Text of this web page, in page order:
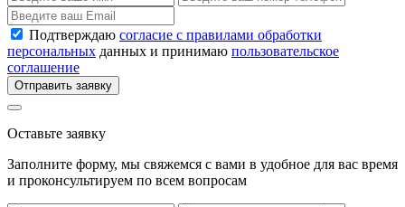
Подтверждаю согласие с правилами обработки
персональных данных и принимаю пользовательское
соглашение
Отправить заявку
Оставьте заявку
Заполните форму, мы свяжемся с вами в удобное для вас время
и проконсультируем по всем вопросам